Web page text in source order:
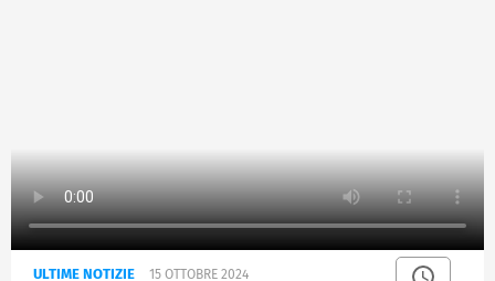
ULTIME NOTIZIE 15 OTTOBRE 2024